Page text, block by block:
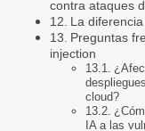
contra ataques
La
Preguntas
injection
cloud?
IA a las